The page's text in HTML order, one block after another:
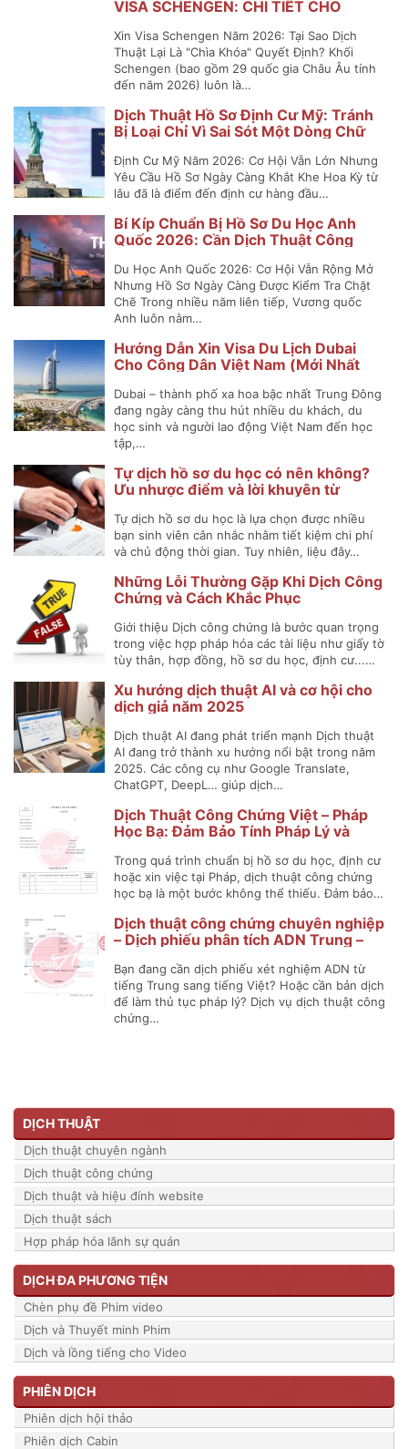
VISA SCHENGEN: CHI TIẾT CHO
Xin Visa Schengen Năm 2026: Tại Sao Dịch
Thuật Lại Là "Chìa Khóa" Quyết Định? Khối
Schengen (bao gồm 29 quốc gia Châu Âu tính
đến năm 2026) luôn là…
Dịch Thuật Hồ Sơ Định Cư Mỹ: Tránh
Bị Loại Chỉ Vì Sai Sót Một Dòng Chữ
Định Cư Mỹ Năm 2026: Cơ Hội Vẫn Lớn Nhưng
Yêu Cầu Hồ Sơ Ngày Càng Khắt Khe Hoa Kỳ từ
lâu đã là điểm đến định cư hàng đầu…
Bí Kíp Chuẩn Bị Hồ Sơ Du Học Anh
Quốc 2026: Cần Dịch Thuật Công
Du Học Anh Quốc 2026: Cơ Hội Vẫn Rộng Mở
Nhưng Hồ Sơ Ngày Càng Được Kiểm Tra Chặt
Chẽ Trong nhiều năm liên tiếp, Vương quốc
Anh luôn nằm…
Hướng Dẫn Xin Visa Du Lịch Dubai
Cho Công Dân Việt Nam (Mới Nhất
Dubai – thành phố xa hoa bậc nhất Trung Đông
đang ngày càng thu hút nhiều du khách, du
học sinh và người lao động Việt Nam đến học
tập,…
Tự dịch hồ sơ du học có nên không?
Ưu nhược điểm và lời khuyên từ
Tự dịch hồ sơ du học là lựa chọn được nhiều
bạn sinh viên cân nhắc nhằm tiết kiệm chi phí
và chủ động thời gian. Tuy nhiên, liệu đây…
Những Lỗi Thường Gặp Khi Dịch Công
Chứng và Cách Khắc Phục
Giới thiệu Dịch công chứng là bước quan trọng
trong việc hợp pháp hóa các tài liệu như giấy tờ
tùy thân, hợp đồng, hồ sơ du học, định cư...…
Xu hướng dịch thuật AI và cơ hội cho
dịch giả năm 2025
Dịch thuật AI đang phát triển mạnh Dịch thuật
AI đang trở thành xu hướng nổi bật trong năm
2025. Các công cụ như Google Translate,
ChatGPT, DeepL… giúp dịch…
Dịch Thuật Công Chứng Việt – Pháp
Học Bạ: Đảm Bảo Tính Pháp Lý và
Trong quá trình chuẩn bị hồ sơ du học, định cư
hoặc xin việc tại Pháp, dịch thuật công chứng
học bạ là một bước không thể thiếu. Đảm bảo…
Dịch thuật công chứng chuyên nghiệp
– Dịch phiếu phân tích ADN Trung –
Bạn đang cần dịch phiếu xét nghiệm ADN từ
tiếng Trung sang tiếng Việt? Hoặc cần bản dịch
để làm thủ tục pháp lý? Dịch vụ dịch thuật công
chứng…
DỊCH THUẬT
Dịch thuật chuyên ngành
Dịch thuật công chứng
Dịch thuật và hiệu đính website
Dịch thuật sách
Hợp pháp hóa lãnh sự quán
DỊCH ĐA PHƯƠNG TIỆN
Chèn phụ đề Phim video
Dịch và Thuyết minh Phim
Dịch và lồng tiếng cho Video
PHIÊN DỊCH
Phiên dịch hội thảo
Phiên dịch Cabin